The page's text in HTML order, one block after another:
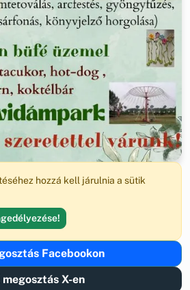
hozzá kell járulnia a sütik
Facebookon
megosztás X-en